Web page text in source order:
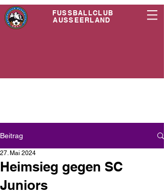
FUSSBALLCLUB
AUSSEERLAND
Beitrag
Heimsieg gegen SC
Juniors
27. Mai 2024